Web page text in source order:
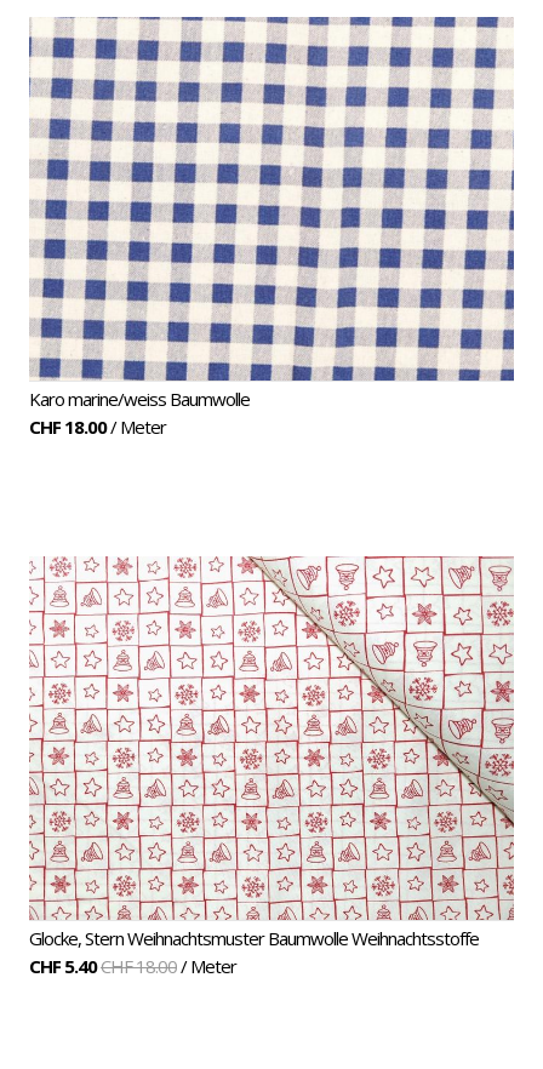
Karo marine/weiss Baumwolle
CHF 18.00/ Meter
Glocke, Stern Weihnachtsmuster Baumwolle Weihnachtsstoffe
CHF 5.40CHF 18.00/ Meter